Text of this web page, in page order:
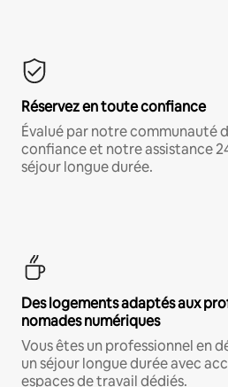
Réservez en toute confiance
Évalué par notre communauté
confiance et notre assistance
séjour longue durée.
Des logements adaptés aux
nomades numériques
Vous êtes un professionnel en
un séjour longue durée avec
espaces de travail dédiés.